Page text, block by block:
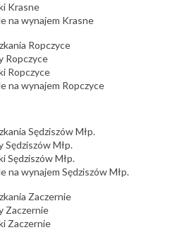
Krasne
na wynajem Krasne
Ropczyce
Ropczyce
Ropczyce
na wynajem Ropczyce
Sędziszów Młp.
Sędziszów Młp.
Sędziszów Młp.
na wynajem Sędziszów Młp.
Zaczernie
Zaczernie
Zaczernie